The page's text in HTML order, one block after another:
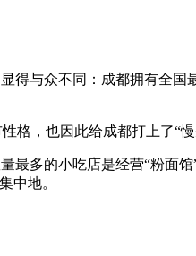
与众不同：成都拥有全国
，也因此给成都打上了“慢
多的小吃店是经营“粉面
中地。